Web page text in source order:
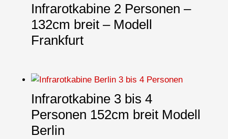
Infrarotkabine 2 Personen –
132cm breit – Modell
Frankfurt
Infrarotkabine 3 bis 4
Personen 152cm breit Modell
Berlin